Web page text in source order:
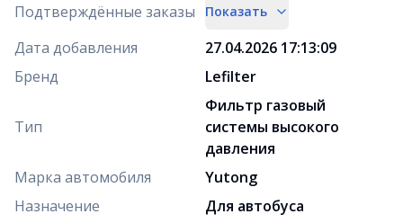
Подтверждённые заказы
Показать
Дата добавления
27.04.2026 17:13:09
Бренд
Lefilter
Тип
Фильтр газовый
системы высокого
давления
Марка автомобиля
Yutong
Назначение
Для автобуса